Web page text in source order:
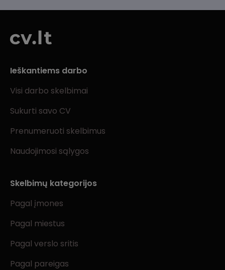
Ieškantiems darbo
Visi darbo skelbimai
Sukurti savo CV
Prenumeruoti skelbimus
Naudojimosi sąlygos
Skelbimų kategorijos
Pagal įmones
Pagal miestus
Pagal verslo sritis
Pagal pareigas